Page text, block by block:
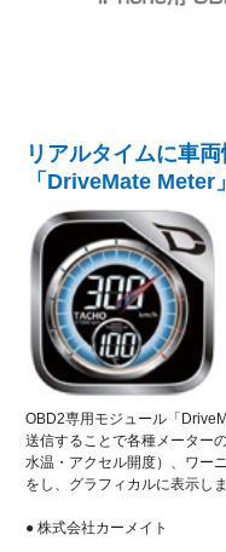
リアルタイムに車
「DriveMate Meter」
OBD2専用モジュール「
送信することで各種メーター
水温・アクセル開度）、ワー
をし、グラフィカルに表示しま
● 株式会社カーメイト